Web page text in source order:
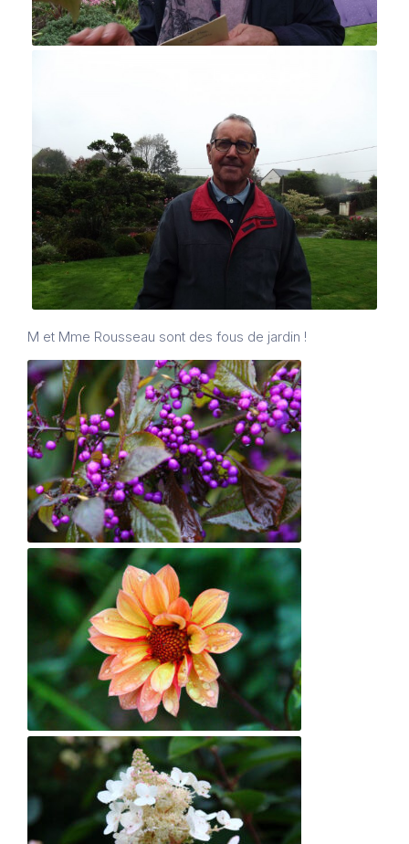
M et Mme Rousseau sont des fous de jardin !